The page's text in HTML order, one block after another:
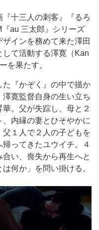
十三人の刺客』『るろ
au 三太郎』シリーズ
インを務めて来た澤田
て活動する澤寛（Kan
を果たす。
『かぞく』の中で描か
寛監督自身の生い立ち
。父が失踪し、母と２
内縁の妻とひそやかに
１人で２人の子どもを
ってきたユウイチ。４
い、喪失から再生へと
何か」を問い掛ける。